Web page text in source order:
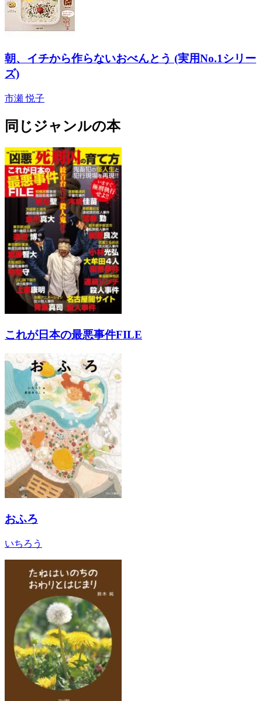
朝、イチから作らないおべんとう (実用No.1シリー
ズ)
市瀬 悦子
同じジャンルの本
これが日本の最悪事件FILE
おふろ
いちろう